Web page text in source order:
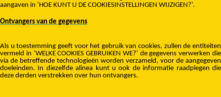
aangaven in ‘HOE KUNT U DE COOKIESINSTELLINGEN WIJZIGEN?’.
Ontvangers van de gegevens
Als u toestemming geeft voor het gebruik van cookies, zullen de entiteiten
vermeld in ‘WELKE COOKIES GEBRUIKEN WE?’ de gegevens verwerken die
via de betreffende technologieën worden verzameld, voor de aangegeven
doeleinden. In diezelfde alinea kunt u ook de informatie raadplegen die
deze derden verstrekken over hun ontvangers.